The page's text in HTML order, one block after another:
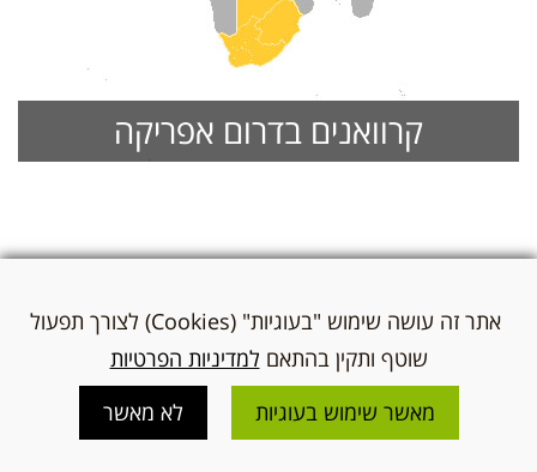
קרוואנים בדרום אפריקה
אתר זה עושה שימוש "בעוגיות" (Cookies) לצורך תפעול
שוטף ותקין בהתאם למדיניות הפרטיות
מאשר שימוש בעוגיות
לא מאשר